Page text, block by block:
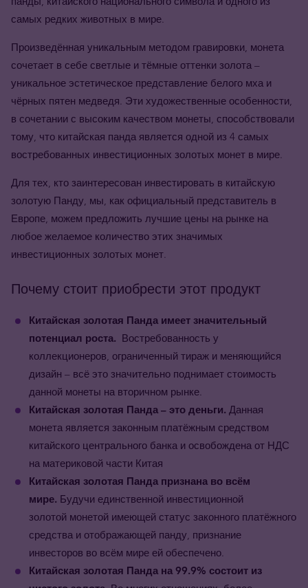
самых редких животных в мире.
Произведённая уникальным методом гравировки, монета
сочетает в себе светлые и тёмные оттенки золота –
уникальное эстетическое представление белого мха и
чёрных пятен медведя. Эти художественные особенности,
в сочетании с высоким качеством монеты, способствовали
тому, что китайская панда является одной из 4 самых
востребованных инвестиционных золотых монет в мире.
Для тех, кто заинтересован инвестировать в китайскую
золотую Панду, мы, как официальный представитель в
Европе, можем предложить лучшие цены на рынке на
любое желаемое количество этих значимых
инвестиционных золотых монет.
Почему стоит приобрести этот продукт
Китайская золотая Панда имеет значительный
потенциал роста. Востребованность у
коллекционеров, ограниченный тираж и меняющийся
дизайн – всё это значительно поднимает стоимость
данной монеты на вторичном рынке.
Китайская золотая Панда – это деньги. Данная
монета является законным платёжным средством
китайского центрального банка и освобождена от НДС
на материковой части Китая
Китайская золотая Панда признана во всём
мире. Будучи единственной инвестиционной
золотой монетой имеющей статус законного платёжного
средства и отображающей панду, признание
инвесторов во всём мире ей обеспечено.
Китайская золотая Панда на 99.9% состоит из